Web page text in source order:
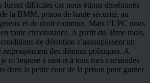
furent difficiles car nous étions disséminés
la BMM, prison de haute sécurité, au
et de droit commun. Mais l’UPC nous
toute circonstance. A partir du 3ème mois,
de détention s’assouplissent un
regroupement des détenus politiques. A
m’impose à moi et à tous mes camarades
dans la petite cour de la prison pour garder